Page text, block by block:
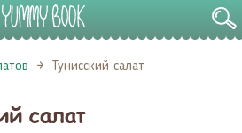
Тунисский салат
салат